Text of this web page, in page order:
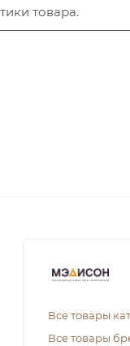
товара.
Все товары
Все товары